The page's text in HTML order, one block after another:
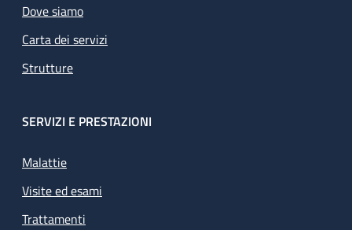
Dove siamo
Carta dei servizi
Strutture
SERVIZI E PRESTAZIONI
Malattie
Visite ed esami
Trattamenti